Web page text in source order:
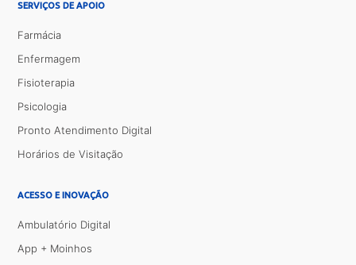
SERVIÇOS DE APOIO
Farmácia
Enfermagem
Fisioterapia
Psicologia
Pronto Atendimento Digital
Horários de Visitação
ACESSO E INOVAÇÃO
Ambulatório Digital
App + Moinhos